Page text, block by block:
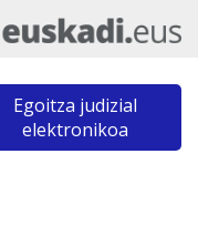
Egoitza judizial
elektronikoa